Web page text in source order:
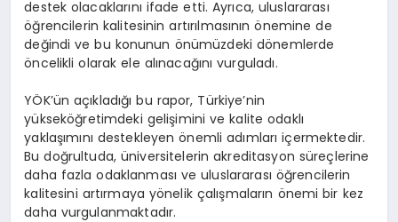
destek olacaklarını ifade etti. Ayrıca, uluslararası
öğrencilerin kalitesinin artırılmasının önemine de
değindi ve bu konunun önümüzdeki dönemlerde
öncelikli olarak ele alınacağını vurguladı.
YÖK’ün açıkladığı bu rapor, Türkiye’nin
yükseköğretimdeki gelişimini ve kalite odaklı
yaklaşımını destekleyen önemli adımları içermektedir.
Bu doğrultuda, üniversitelerin akreditasyon süreçlerine
daha fazla odaklanması ve uluslararası öğrencilerin
kalitesini artırmaya yönelik çalışmaların önemi bir kez
daha vurgulanmaktadır.